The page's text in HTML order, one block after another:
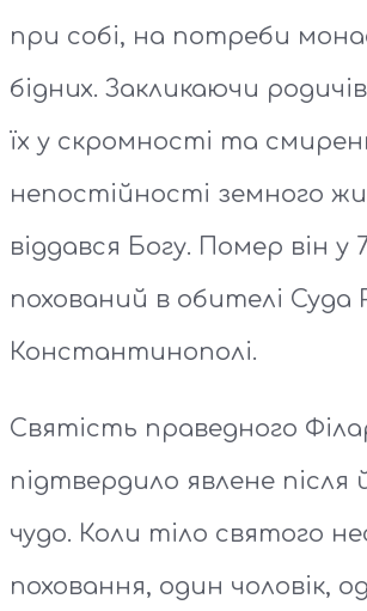
при собі, на потреби
бідних. Закликаючи
їх у скромності та
непостійності земного
віддався Богу. Помер він у
похований в обителі Суда
Константинополі.
Святість праведного
підтвердило явлене після
чудо. Коли тіло святого
поховання, один чоловік,